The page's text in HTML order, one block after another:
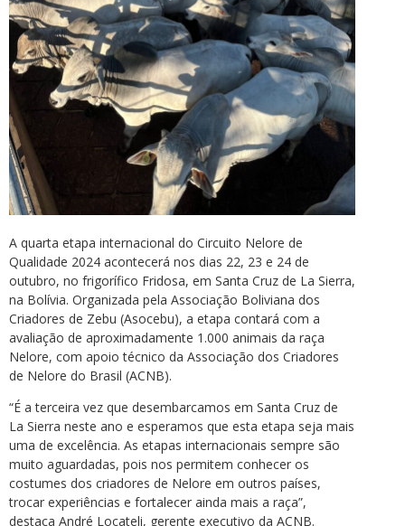
A quarta etapa internacional do Circuito Nelore de
Qualidade 2024 acontecerá nos dias 22, 23 e 24 de
outubro, no frigorífico Fridosa, em Santa Cruz de La Sierra,
na Bolívia. Organizada pela Associação Boliviana dos
Criadores de Zebu (Asocebu), a etapa contará com a
avaliação de aproximadamente 1.000 animais da raça
Nelore, com apoio técnico da Associação dos Criadores
de Nelore do Brasil (ACNB).
“É a terceira vez que desembarcamos em Santa Cruz de
La Sierra neste ano e esperamos que esta etapa seja mais
uma de excelência. As etapas internacionais sempre são
muito aguardadas, pois nos permitem conhecer os
costumes dos criadores de Nelore em outros países,
trocar experiências e fortalecer ainda mais a raça”,
destaca André Locateli, gerente executivo da ACNB.